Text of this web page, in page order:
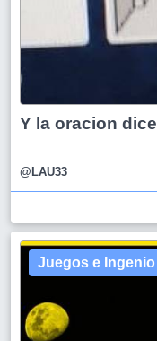
Y la oracion
@LAU33
Juegos e Ingenio